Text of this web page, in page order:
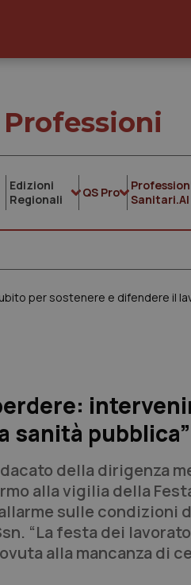
Edizioni
Regionali
QS Pro
Sanitari.AI
sanità pubblica”
della dirigenza
alla vigilia della
sulle condizioni
“La festa dei
alla mancanza di